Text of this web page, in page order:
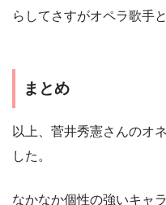
らしてさすがオペラ歌手
まとめ
以上、菅井秀憲さんのオ
した。
なかなか個性の強いキャ